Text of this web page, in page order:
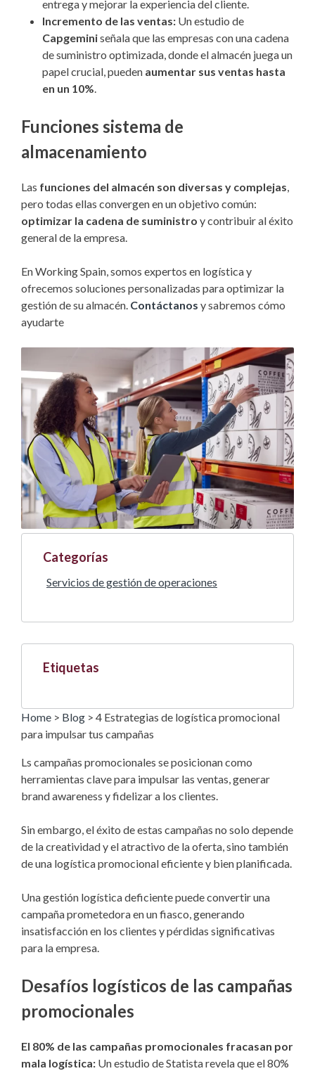
entrega y mejorar la experiencia del cliente.
Incremento de las ventas: Un estudio de
Capgeminiseñala que las empresas con una cadena
de suministro optimizada, donde el almacén juega un
papel crucial, pueden aumentar sus ventas hasta
en un 10%.
Funciones sistema de
almacenamiento
Las funciones del almacén son diversas y complejas,
pero todas ellas convergen en un objetivo común:
optimizar la cadena de suministro y contribuir al éxito
general de la empresa.
En Working Spain, somos expertos en logística y
ofrecemos soluciones personalizadas para optimizar la
gestión de su almacén. Contáctanos y sabremos cómo
ayudarte
Categorías
Servicios de gestión de operaciones
Etiquetas
Home > Blog > 4 Estrategias de logística promocional
para impulsar tus campañas
Ls campañas promocionales se posicionan como
herramientas clave para impulsar las ventas, generar
brand awareness y fidelizar a los clientes.
Sin embargo, el éxito de estas campañas no solo depende
de la creatividad y el atractivo de la oferta, sino también
de una logística promocional eficiente y bien planificada.
Una gestión logística deficiente puede convertir una
campaña prometedora en un fiasco, generando
insatisfacción en los clientes y pérdidas significativas
para la empresa.
Desafíos logísticos de las campañas
promocionales
El 80% de las campañas promocionales fracasan por
mala logística: Un estudio de Statista revela que el 80%